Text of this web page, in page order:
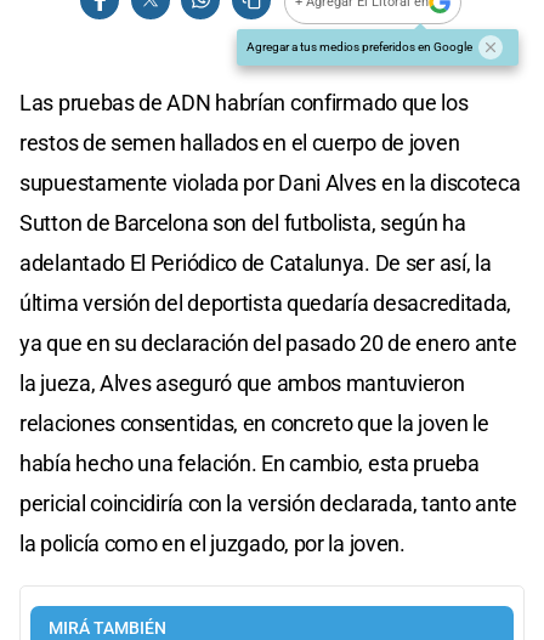
Agregar a tus medios preferidos en Google
Las pruebas de ADN habrían confirmado que los
restos de semen hallados en el cuerpo de joven
supuestamente violada por Dani Alves en la discoteca
Sutton de Barcelona son del futbolista, según ha
adelantado El Periódico de Catalunya. De ser así, la
última versión del deportista quedaría desacreditada,
ya que en su declaración del pasado 20 de enero ante
la jueza, Alves aseguró que ambos mantuvieron
relaciones consentidas, en concreto que la joven le
había hecho una felación. En cambio, esta prueba
pericial coincidiría con la versión declarada, tanto ante
la policía como en el juzgado, por la joven.
MIRÁ TAMBIÉN